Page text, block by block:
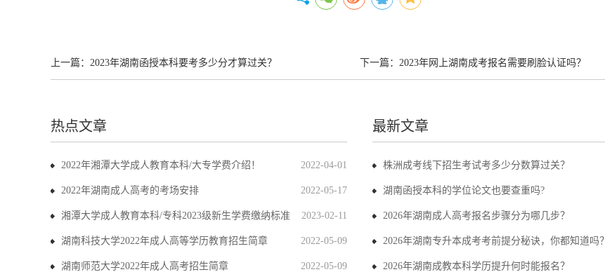
上一篇： 2023年湖南函授本科要考多少分才算过关？ 下一篇： 2023年网上湖南成考报名需要刷脸认证吗？
热点文章
2022-04-01
2022年湘潭大学成人教育本科/大专学费介绍！
2022-05-17
2022年湖南成人高考的考场安排
2023-02-11
湘潭大学成人教育本科/专科2023级新生学费缴纳标准
2022-05-09
湖南科技大学2022年成人高等学历教育招生简章
2022-05-09
湖南师范大学2022年成人高考招生简章
最新文章
株洲成考线下招生考试考多少分数算过关？
湖南函授本科的学位论文也要查重吗?
2026年湖南成人高考报名步骤分为哪几步？
2026年湖南专升本成考考前提分秘诀，你都知道吗？
2026年湖南成教本科学历提升何时能报名？